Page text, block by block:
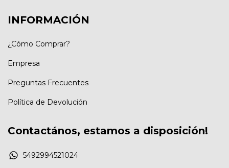
INFORMACIÓN
¿Cómo Comprar?
Empresa
Preguntas Frecuentes
Política de Devolución
Contactános, estamos a disposición!
5492994521024